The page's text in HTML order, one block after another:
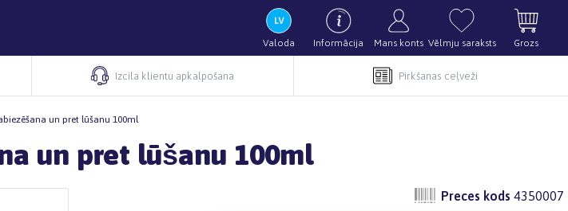
Valoda Informācija Mans konts Vēlmju saraksts Grozs
Izcila klientu apkalpošana Pirkšanas ceļveži
un pret lūšanu 100ml
un pret lūšanu 100ml
Preces kods 4350007